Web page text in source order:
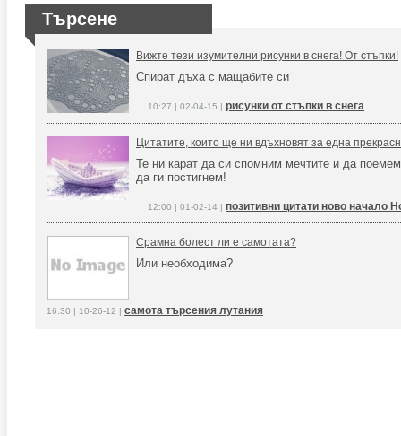
Търсене
Вижте тези изумителни рисунки в снега! От стъпки!
Спират дъха с мащабите си
10:27 | 02-04-15 | рисунки от стъпки в снега
Цитатите, които ще ни вдъхновят за една
Те ни карат да си спомним мечтите и да
да ги постигнем!
12:00 | 01-02-14 | позитивни цитати ново начало
Срамна болест ли е самотата?
Или необходима?
16:30 | 10-26-12 | самота търсения лутания